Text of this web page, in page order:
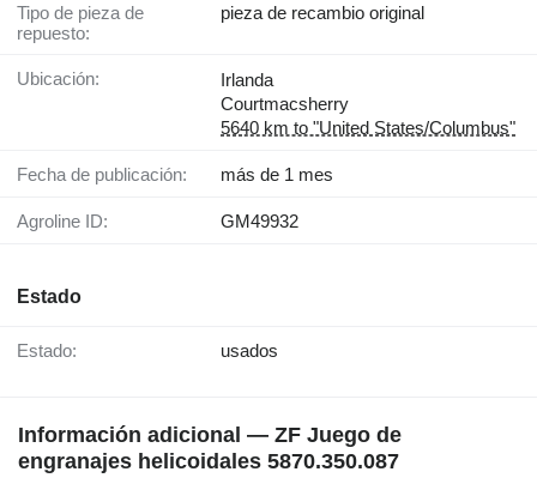
Tipo de pieza de
repuesto:
pieza de recambio original
Ubicación:
Irlanda
Courtmacsherry
5640 km to "United States/Columbus"
Fecha de publicación: más de 1 mes
Agroline ID: GM49932
Estado
Estado: usados
Información adicional — ZF Juego de
engranajes helicoidales 5870.350.087